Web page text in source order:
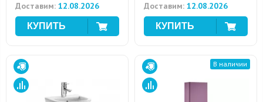
Доставим: 12.08.2026 Доставим: 12.08.2026
В наличии